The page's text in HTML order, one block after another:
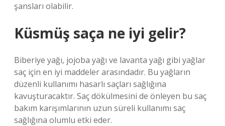
şansları olabilir.
Küsmüş saça ne iyi gelir?
Biberiye yağı, jojoba yağı ve lavanta yağı gibi yağlar
saç için en iyi maddeler arasındadır. Bu yağların
düzenli kullanımı hasarlı saçları sağlığına
kavuşturacaktır. Saç dökülmesini de önleyen bu saç
bakım karışımlarının uzun süreli kullanımı saç
sağlığına olumlu etki eder.